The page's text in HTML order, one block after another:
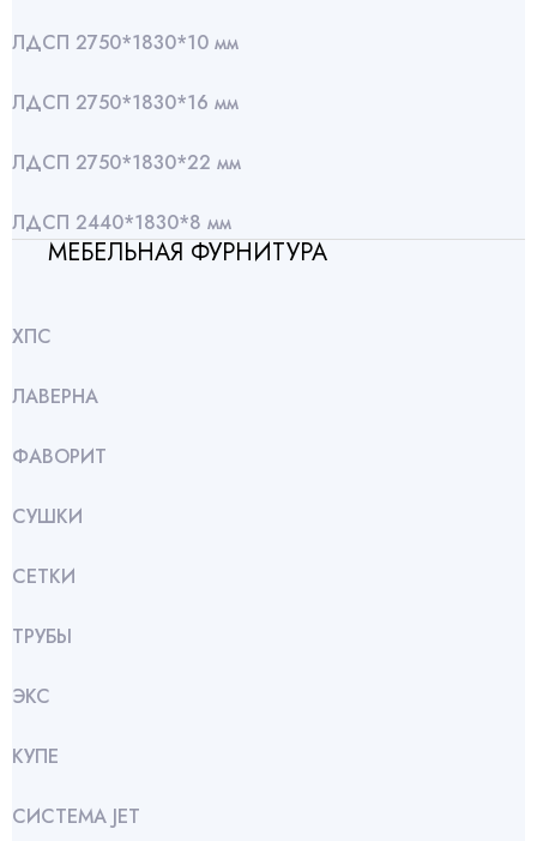
ЛДСП 2750*1830*10 мм
ЛДСП 2750*1830*16 мм
ЛДСП 2750*1830*22 мм
ЛДСП 2440*1830*8 мм
МЕБЕЛЬНАЯ ФУРНИТУРА
ХПС
ЛАВЕРНА
ФАВОРИТ
СУШКИ
СЕТКИ
ТРУБЫ
ЭКС
КУПЕ
СИСТЕМА JET